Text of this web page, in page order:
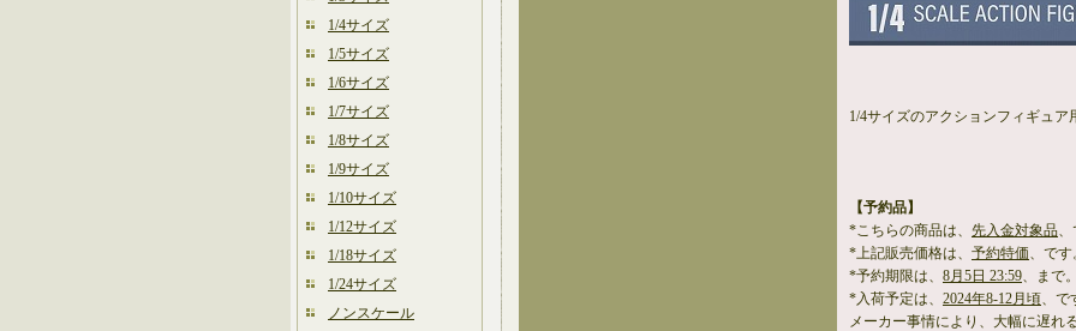
1/4サイズ
1/5サイズ
1/6サイズ
1/7サイズ
1/8サイズ
1/9サイズ
1/10サイズ
1/12サイズ
1/18サイズ
1/24サイズ
ノンスケール
1/4サイズのアクションフィギュア
【予約品】
*こちらの商品は、 先入金対象品、
*上記販売価格は、 予約特価、です
*予約期限は、 8月5日 23:59、まで
*入荷予定は、 2024年8-12月頃、で
メーカー事情により、大幅に遅れ